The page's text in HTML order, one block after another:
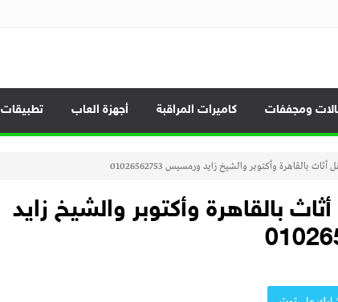
ومجففات كاميرات المراقبة أجهزة العاب تطبيقات
بالقاهرة وأكتوبر والشيخ زايد ورمسيس 01026562753
بالقاهرة وأكتوبر والشيخ زايد